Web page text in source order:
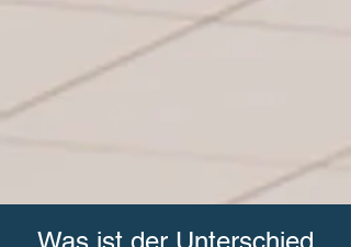
Was ist der Unterschied